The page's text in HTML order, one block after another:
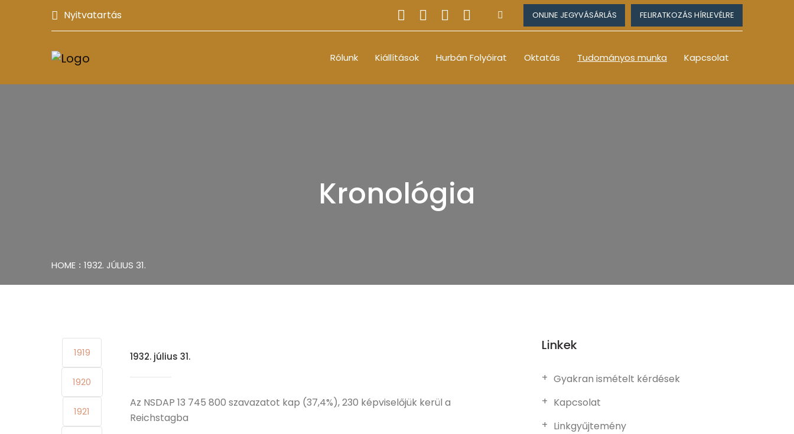
Nyitvatartás ONLINE JEGYVÁSÁRLÁS FELIRATKOZÁS HÍRLEVÉLRE
Rólunk Kiállítások Hurbán Folyóirat Oktatás Tudományos munka Kapcsolat
Kronológia
HOME 1932. JÚLIUS 31.
1919
1920
1921
1932. július 31.
Az NSDAP 13 745 800 szavazatot kap (37,4%), 230 képviselőjük kerül a
Reichstagba
Linkek
Gyakran ismételt kérdések
Kapcsolat
Linkgyűjtemény